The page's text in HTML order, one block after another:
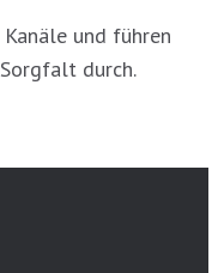
und führen
durch.